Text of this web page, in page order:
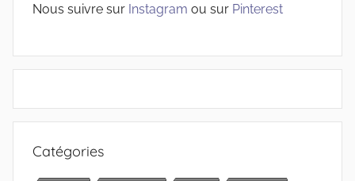
Nous suivre sur Instagram ou sur Pinterest
Catégories